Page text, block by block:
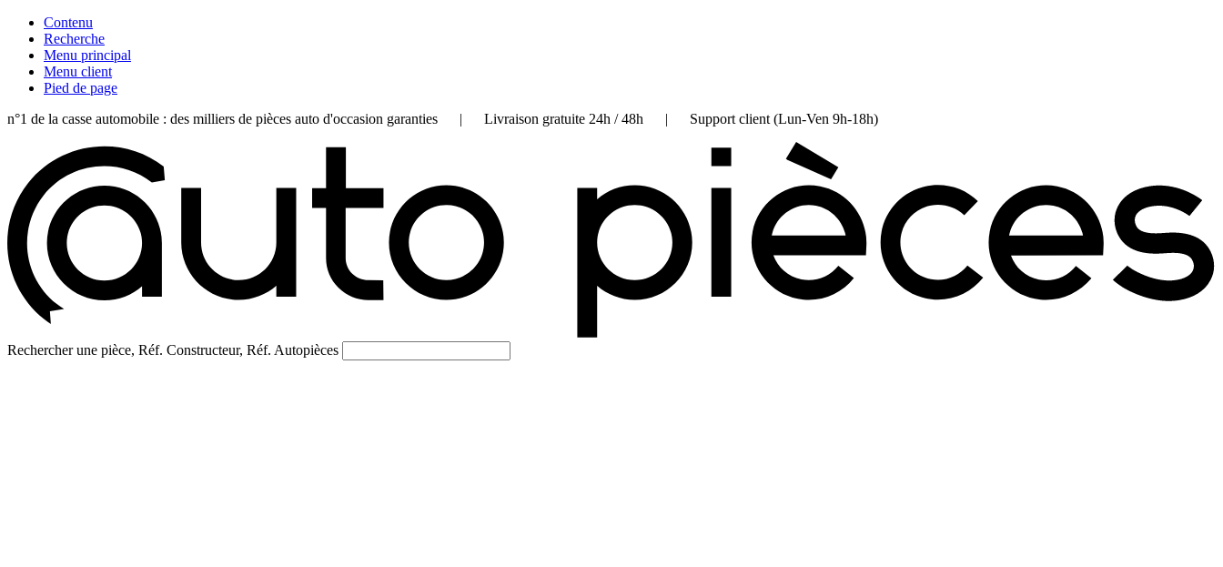
Contenu
Recherche
Menu principal
Menu client
Pied de page
n°1 de la casse automobile : des milliers de pièces auto d'occasion garanties | Livraison gratuite 24h / 48h | Support client (Lun-Ven 9h-18h)
Rechercher une pièce, Réf. Constructeur, Réf. Autopièces